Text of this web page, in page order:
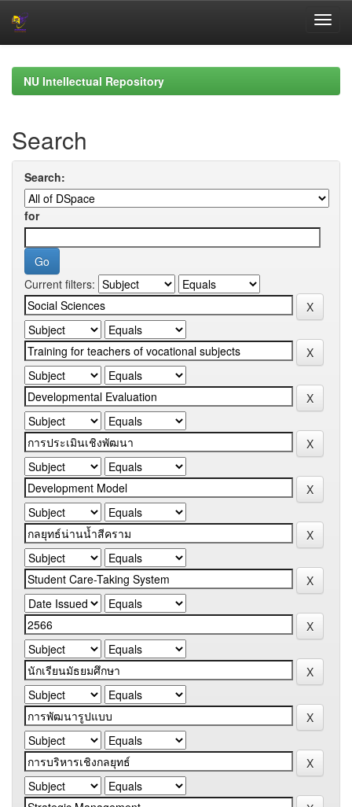
navigationNU Intellectual Repository
Search
Search:
for
Current filters: